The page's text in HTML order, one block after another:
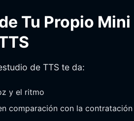
Tu Propio Mini
de TTS te da:
y el ritmo
comparación con la contratación